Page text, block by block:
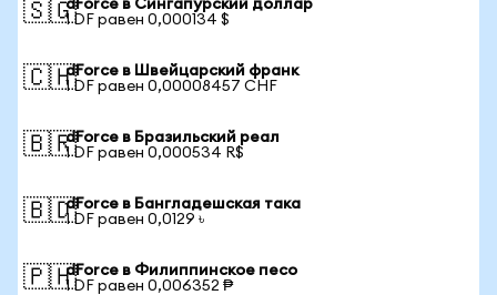
🇸🇬dForce в Сингапурский доллар
1 DF равен 0,000134 $
🇨🇭dForce в Швейцарский франк
1 DF равен 0,00008457 CHF
🇧🇷dForce в Бразильский реал
1 DF равен 0,000534 R$
🇧🇩dForce в Бангладешская така
1 DF равен 0,0129 ৳
🇵🇭dForce в Филиппинское песо
1 DF равен 0,006352 ₱